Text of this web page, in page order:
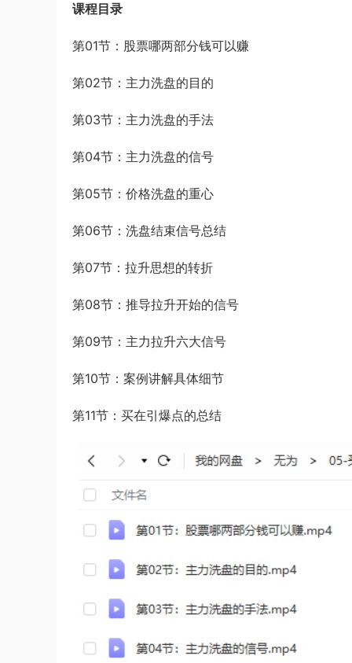
课程目录
第01节：股票哪两部分钱可以赚
第02节：主力洗盘的目的
第03节：主力洗盘的手法
第04节：主力洗盘的信号
第05节：价格洗盘的重心
第06节：洗盘结束信号总结
第07节：拉升思想的转折
第08节：推导拉升开始的信号
第09节：主力拉升六大信号
第10节：案例讲解具体细节
第11节：买在引爆点的总结